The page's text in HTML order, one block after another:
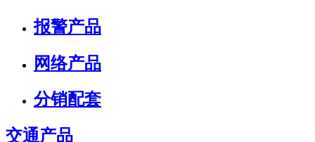
报警产品
网络产品
分销配套
交通产品